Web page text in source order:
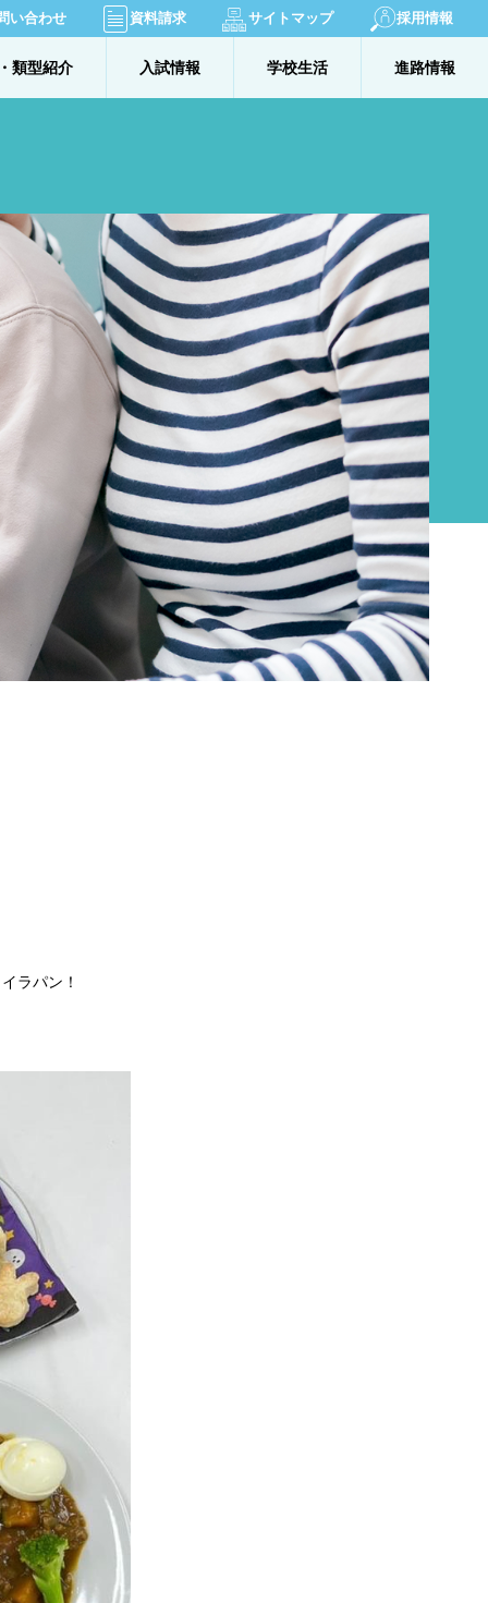
い合わせ 資料請求 サイトマップ 採用情報
類型紹介 入試情報 学校生活 進路情報
ラパン！